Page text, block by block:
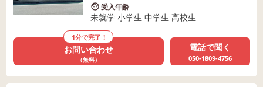
受入年齢
未就学 小学生 中学生 高校生
1分で完了！
お問い合わせ
（無料）
電話で聞く
050-1809-4756